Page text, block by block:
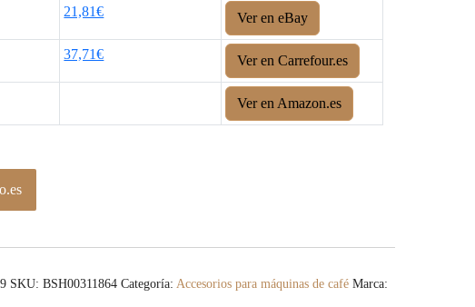
21,81€ Ver en eBay
37,71€ Ver en Carrefour.es
Ver en Amazon.es
SKU:BSH00311864 Categoría:Accesorios para máquinas de café Marca: